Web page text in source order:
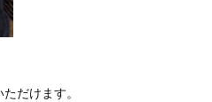
だけます。